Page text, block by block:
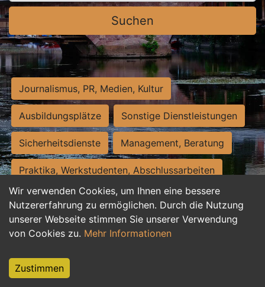
Wir verwenden Cookies, um Ihnen eine bessere
Nutzererfahrung zu ermöglichen. Durch die Nutzung
unserer Webseite stimmen Sie unserer Verwendung
von Cookies zu. Mehr Informationen
Zustimmen
Suchen
Journalismus, PR, Medien, Kultur
Ausbildungsplätze Sonstige Dienstleistungen
Sicherheitsdienste Management, Beratung
Praktika, Werkstudenten, Abschlussarbeiten
Personalwesen Assistenz, Sekretariat
Hilfskräfte, Aushilfs- und Nebenjobs
Weiterbildung, Studium, duale Ausbildung